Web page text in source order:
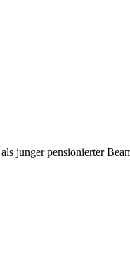
junger pensionierter